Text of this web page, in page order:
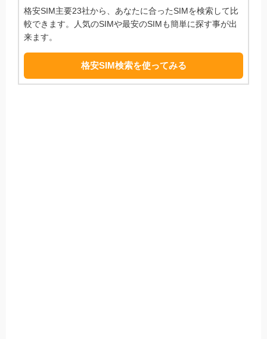
格安SIM主要23社から、あなたに合ったSIMを検索して比
較できます。人気のSIMや最安のSIMも簡単に探す事が出
来ます。
格安SIM検索を使ってみる